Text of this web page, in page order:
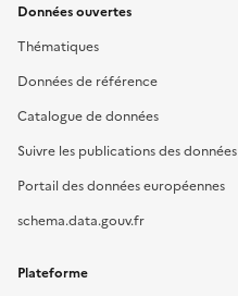
Données ouvertes
Thématiques
Données de référence
Catalogue de données
Suivre les publications des données
Portail des données européennes
schema.data.gouv.fr
Plateforme